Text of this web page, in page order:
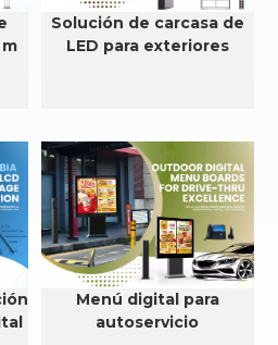
Solución de carcasa de
LED para exteriores
Menú digital para
autoservicio